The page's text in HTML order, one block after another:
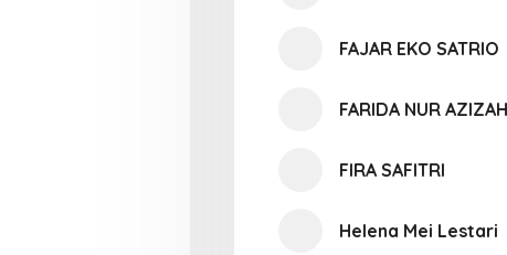
FAJAR EKO SATRIO
FARIDA NUR AZIZAH
FIRA SAFITRI
Helena Mei Lestari